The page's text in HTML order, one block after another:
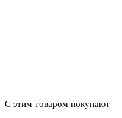
С этим товаром покупают